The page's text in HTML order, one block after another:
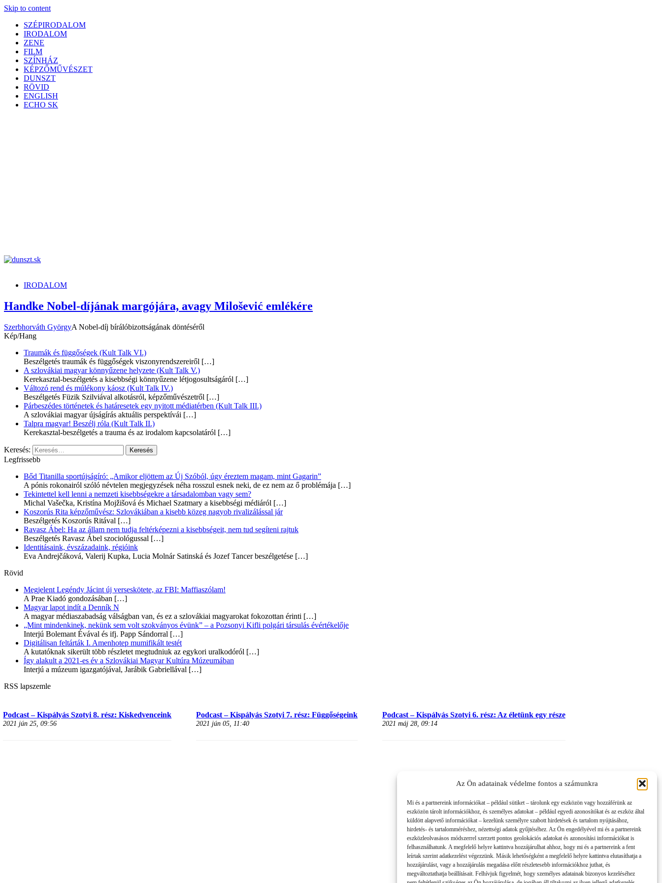
Az Ön adatainak védelme fontos a számunkra
Mi és a partnereink információkat – például sütiket – tárolunk egy eszközön vagy hozzáférünk az
eszközön tárolt információkhoz, és személyes adatokat – például egyedi azonosítókat és az eszköz által
küldött alapvető információkat – kezelünk személyre szabott hirdetések és tartalom nyújtásához,
hirdetés- és tartalomméréshez, nézettségi adatok gyűjtéséhez. Az Ön engedélyével mi és a partnereink
eszközleolvasásos módszerrel szerzett pontos geolokációs adatokat és azonosítási információkat is
felhasználhatunk. A megfelelő helyre kattintva hozzájárulhat ahhoz, hogy mi és a partnereink a fent
leírtak szerint adatkezelést végezzünk. Másik lehetőségként a megfelelő helyre kattintva elutasíthatja a
hozzájárulást, vagy a hozzájárulás megadása előtt részletesebb információkhoz juthat, és
megváltoztathatja beállításait. Felhívjuk figyelmét, hogy személyes adatainak bizonyos kezeléséhez
Skip to content
SZÉPIRODALOM
IRODALOM
ZENE
FILM
SZÍNHÁZ
KÉPZŐMŰVÉSZET
DUNSZT
RÖVID
ENGLISH
ECHO SK
IRODALOM
Handke Nobel-díjának margójára, avagy Milošević emlékére
Szerbhorváth GyörgyA Nobel-díj bírálóbizottságának döntéséről
Kép/Hang
Traumák és függőségek (Kult Talk VI.)
Beszélgetés traumák és függőségek viszonyrendszereiről […]
A szlovákiai magyar könnyűzene helyzete (Kult Talk V.)
Kerekasztal-beszélgetés a kisebbségi könnyűzene létjogosultságáról […]
Változó rend és múlékony káosz (Kult Talk IV.)
Beszélgetés Füzik Szilviával alkotásról, képzőművészetről […]
Párbeszédes történetek és határesetek egy nyitott médiatérben (Kult Talk III.)
A szlovákiai magyar újságírás aktuális perspektívái […]
Talpra magyar! Beszélj róla (Kult Talk II.)
Kerekasztal-beszélgetés a trauma és az irodalom kapcsolatáról […]
Keresés:
Legfrissebb
Bőd Titanilla sportújságíró: „Amikor eljöttem az Új Szóból, úgy éreztem magam, mint Gagarin”
A pónis rokonairól szóló névtelen megjegyzések néha rosszul esnek neki, de ez nem az ő problémája […]
Tekintettel kell lenni a nemzeti kisebbségekre a társadalomban vagy sem?
Michal Vašečka, Kristína Mojžišová és Michael Szatmary a kisebbségi médiáról […]
Koszorús Rita képzőművész: Szlovákiában a kisebb közeg nagyob rivalizálással jár
Beszélgetés Koszorús Ritával […]
Ravasz Ábel: Ha az állam nem tudja feltérképezni a kisebbségeit, nem tud segíteni rajtuk
Beszélgetés Ravasz Ábel szociológussal […]
Identitásaink, évszázadaink, régióink
Eva Andrejčáková, Valerij Kupka, Lucia Molnár Satinská és Jozef Tancer beszélgetése […]
Rövid
Megjelent Legéndy Jácint új verseskötete, az FBI: Maffiaszólam!
A Prae Kiadó gondozásában […]
Magyar lapot indít a Denník N
A magyar médiaszabadság válságban van, és ez a szlovákiai magyarokat fokozottan érinti […]
„Mint mindenkinek, nekünk sem volt szokványos évünk” – a Pozsonyi Kifli polgári társulás évértékelője
Interjú Bolemant Évával és ifj. Papp Sándorral […]
Digitálisan feltárták I. Amenhotep mumifikált testét
A kutatóknak sikerült több részletet megtudniuk az egykori uralkodóról […]
Így alakult a 2021-es év a Szlovákiai Magyar Kultúra Múzeumában
Interjú a múzeum igazgatójával, Jarábik Gabriellával […]
RSS lapszemle
Podcast – Kispályás Szotyi 8. rész: Kiskedvenceink
2021 jún 25, 09:56
Podcast – Kispályás Szotyi 7. rész: Függőségeink
2021 jún 05, 11:40
Podcast – Kispályás Szotyi 6. rész: Az életünk egy része
2021 máj 28, 09:14